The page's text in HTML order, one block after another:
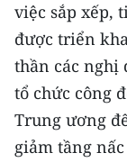
việc sắp xếp,
được triển
thần các nghị
tổ chức công
Trung ương
giảm tầng